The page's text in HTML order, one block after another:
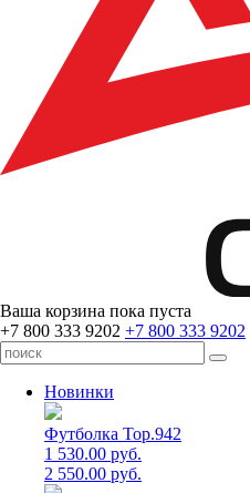
Ваша корзина пока пуста
+7 800 333 9202 +7 800 333 9202
Новинки
Футболка Top.942
1 530.00 руб.
2 550.00 руб.